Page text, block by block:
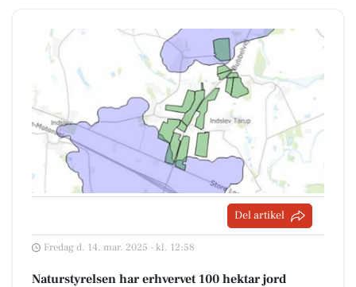
Del artikel
Fredag d. 14. mar. 2025 - kl. 12:58
Naturstyrelsen har erhvervet 100 hektar jord